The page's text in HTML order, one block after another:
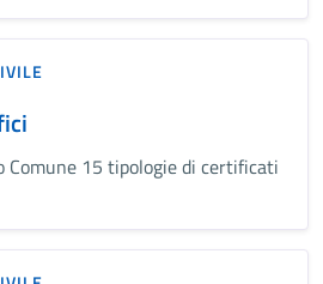
Comune 15 tipologie di certificati